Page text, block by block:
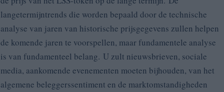
langetermijntrends die worden bepaald door de technische
analyse van jaren van historische prijsgegevens zullen helpen
de komende jaren te voorspellen, maar fundamentele analyse
is van fundamenteel belang. U zult nieuwsbrieven, sociale
media, aankomende evenementen moeten bijhouden, van het
algemene beleggerssentiment en de marktomstandigheden